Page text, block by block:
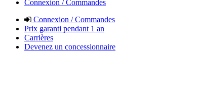
Connexion / Commandes
Connexion / Commandes
Prix garanti pendant 1 an
Carrières
Devenez un concessionnaire